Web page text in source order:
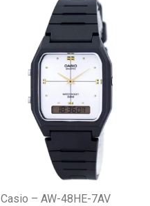
Casio – AW-48HE-7AV